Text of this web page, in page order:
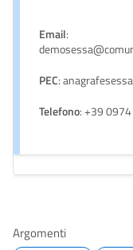
Email:
PEC:
Telefono: +39
Argomenti